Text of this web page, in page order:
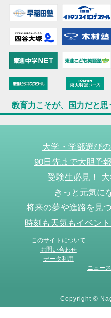
教育力こそが、国力だと思
大学・学部選び
90日先まで大胆予
受験生必見！
きっと元気に
将来の夢や進路を見
時刻も天気もイベン
このサイトについて
お問い合わせ
データ利用
ニュー
Copyright ©